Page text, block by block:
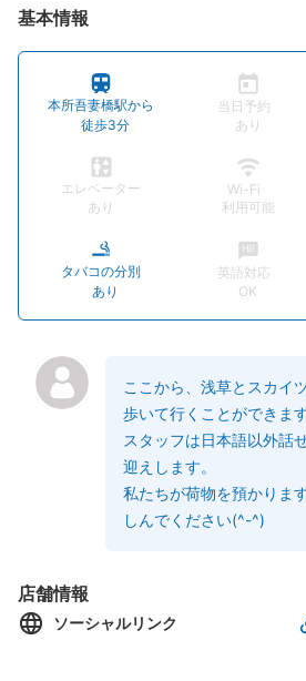
基本情報
本所吾妻橋駅から
徒歩3分
当日予約
あり
エレベーター
あり
Wi-Fi
利用可能
タバコの分別
あり
英語対応
OK
ここから、浅草とスカイ
歩いて行くことができます
スタッフは日本語以外話
迎えします。
私たちが荷物を預かりま
しんでください(^-^)
店舗情報
ソーシャルリンク